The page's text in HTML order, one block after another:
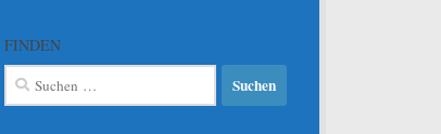
FINDEN
Suchen
nach: